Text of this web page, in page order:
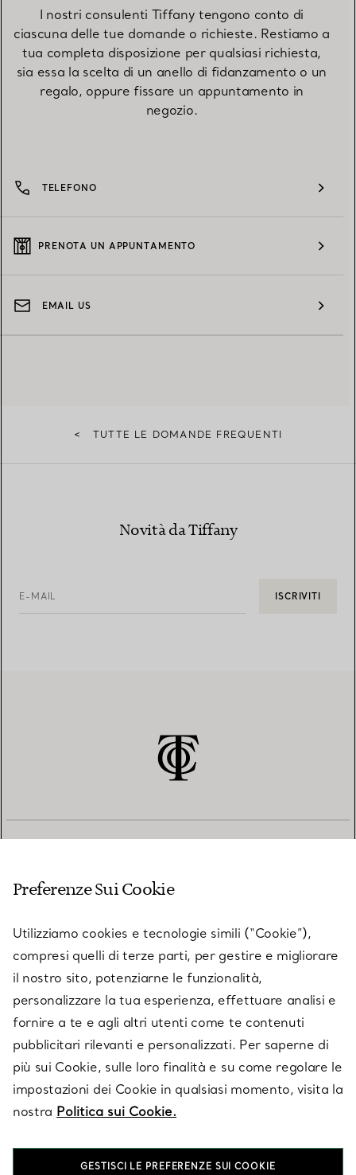
I nostri consulenti Tiffany tengono conto di
ciascuna delle tue domande o richieste. Restiamo a
tua completa disposizione per qualsiasi richiesta,
sia essa la scelta di un anello di fidanzamento o un
regalo, oppure fissare un appuntamento in
negozio.
TELEFONO
PRENOTA UN APPUNTAMENTO
EMAIL US
< TUTTE LE DOMANDE FREQUENTI
Novità da Tiffany
E-MAIL ISCRIVITI
SU TIFFANY & CO.
LEGALE
SEGUICI
Preferenze Sui Cookie
Utilizziamo cookies e tecnologie simili (“Cookie”),
compresi quelli di terze parti, per gestire e migliorare
il nostro sito, potenziarne le funzionalità,
personalizzare la tua esperienza, effettuare analisi e
fornire a te e agli altri utenti come te contenuti
pubblicitari rilevanti e personalizzati. Per saperne di
più sui Cookie, sulle loro finalità e su come regolare le
impostazioni dei Cookie in qualsiasi momento, visita la
nostra Politica sui Cookie.
GESTISCI LE PREFERENZE SUI COOKIE